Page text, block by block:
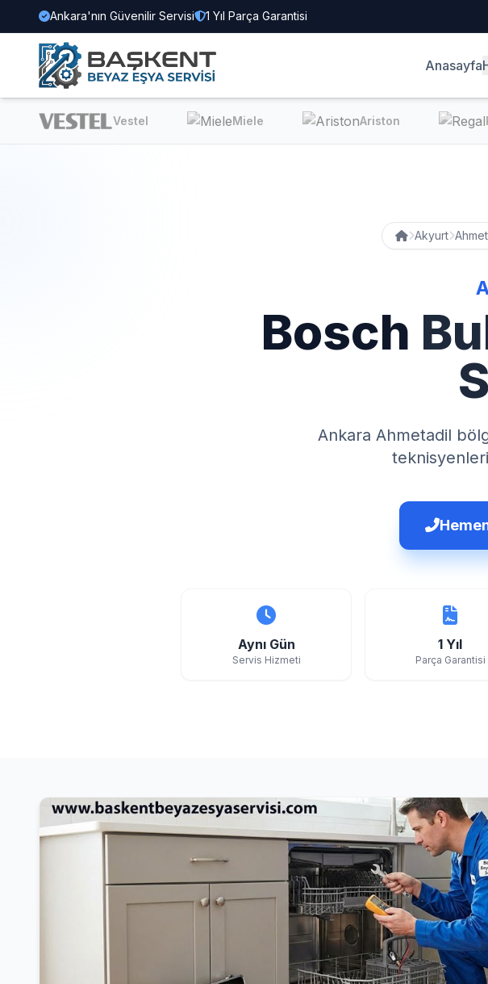
Ankara'nın Güvenilir Servisi 1 Yıl Parça Garantisi
Anasayfa
Vestel Miele Ariston
Akyurt
Bosch
Ankara Ahmetadil
Aynı Gün
Servis Hizmeti
1 Yıl
Parça Garantisi